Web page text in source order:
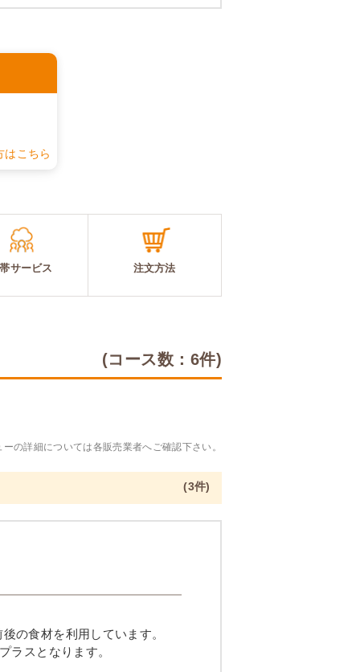
こちら
サービス 注文方法
(コース数：6件)
の詳細については各販売業者へご確認下さい。
(3件)
の食材を利用しています。
ラスとなります。